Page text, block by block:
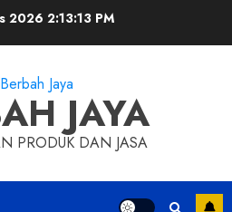
2026 2:13:14 PM
JAYA
PRODUK DAN JASA